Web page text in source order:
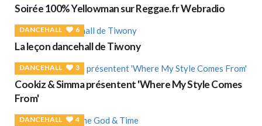
Soirée 100% Yellowman sur Reggae.fr Webradio
DANCEHALL 6
La leçon dancehall de Tiwony
DANCEHALL 3
Cookiz & Simma présentent 'Where My Style Comes
From'
DANCEHALL 4